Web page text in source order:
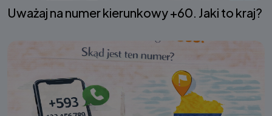
Uważaj na numer kierunkowy +60. Jaki to kraj?